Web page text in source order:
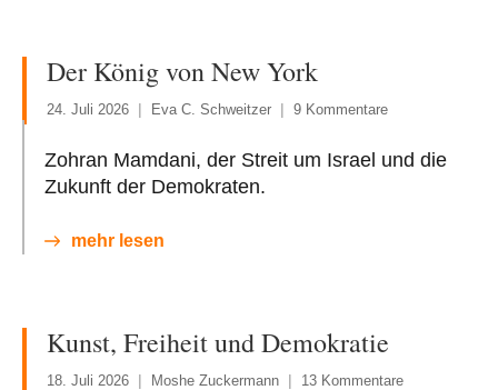
Der König von New York
24. Juli 2026 Eva C. Schweitzer 9 Kommentare
Zohran Mamdani, der Streit um Israel und die
Zukunft der Demokraten.
mehr lesen
Kunst, Freiheit und Demokratie
18. Juli 2026 Moshe Zuckermann 13 Kommentare